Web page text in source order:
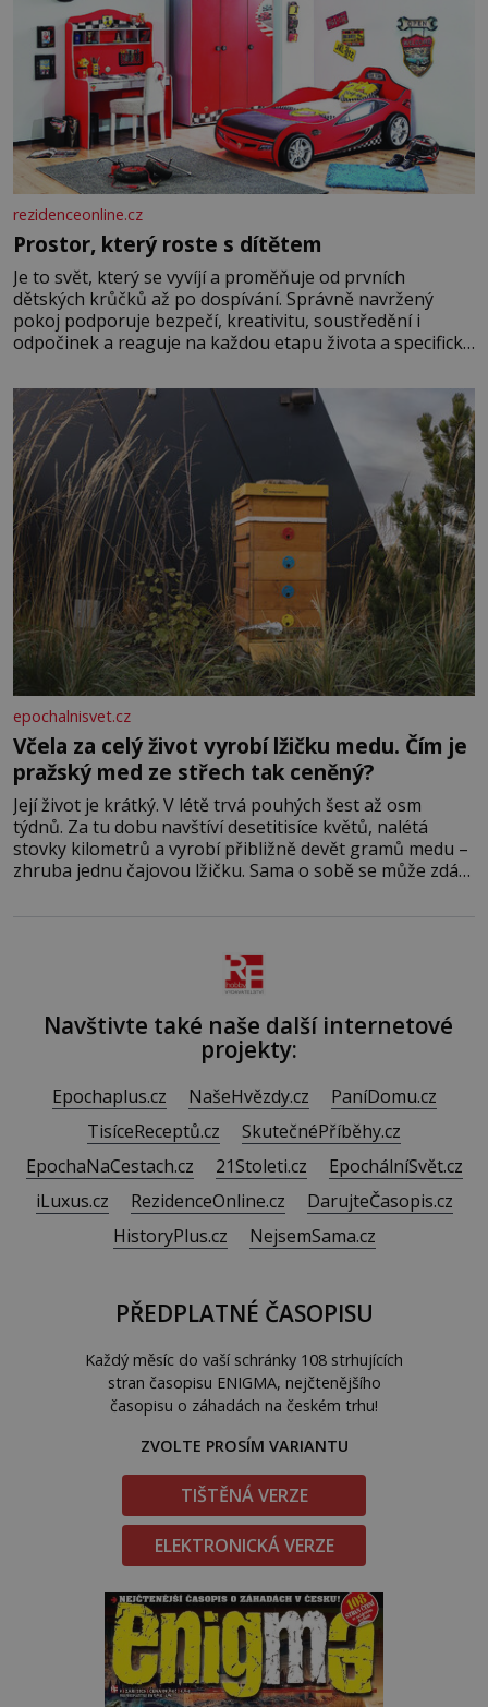
rezidenceonline.cz
Prostor, který roste s dítětem
Je to svět, který se vyvíjí a proměňuje od prvních
dětských krůčků až po dospívání. Správně navržený
pokoj podporuje bezpečí, kreativitu, soustředění i
odpočinek a reaguje na každou etapu života a specifické
měkkost a bezpečí, proto by pokoj miminka měl působit
především klidně a útulně. Předškolní věk je
epochalnisvet.cz
Včela za celý život vyrobí lžičku medu. Čím je
pražský med ze střech tak ceněný?
Její život je krátký. V létě trvá pouhých šest až osm
týdnů. Za tu dobu navštíví desetitisíce květů, nalétá
stovky kilometrů a vyrobí přibližně devět gramů medu –
zhruba jednu čajovou lžičku. Sama o sobě se může zdát
Navštivte také naše další internetové
projekty:
Epochaplus.cz NašeHvězdy.cz
PaníDomu.cz
TisíceReceptů.cz
SkutečnéPříběhy.cz
EpochaNaCestach.cz
21Stoleti.cz
EpochálníSvět.cz
iLuxus.cz
RezidenceOnline.cz
DarujteČasopis.cz
HistoryPlus.cz
NejsemSama.cz
PŘEDPLATNÉ ČASOPISU
Každý měsíc do vaší schránky 108 strhujících
stran časopisu ENIGMA, nejčtenějšího
časopisu o záhadách na českém trhu!
ZVOLTE PROSÍM VARIANTU
TIŠTĚNÁ VERZE
ELEKTRONICKÁ VERZE